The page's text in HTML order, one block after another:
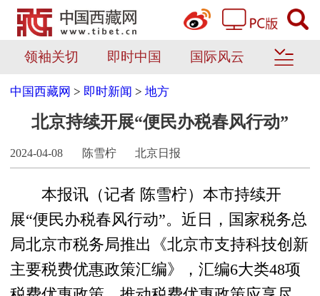
领袖关切 即时中国 国际风云
中国西藏网 > 即时新闻 >地方
北京持续开展“便民办税春风行动”
2024-04-08 陈雪柠 北京日报
本报讯（记者 陈雪柠）本市持续开
展“便民办税春风行动”。近日，国家税务总
局北京市税务局推出《北京市支持科技创新
主要税费优惠政策汇编》，汇编6大类48项